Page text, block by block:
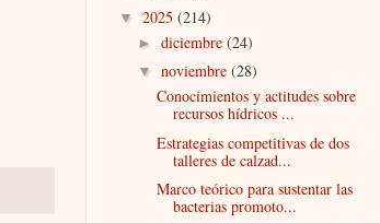
▼ 2025 (214)
► diciembre (24)
▼ noviembre (28)
Conocimientos y actitudes sobre
recursos hídricos ...
Estrategias competitivas de dos
talleres de calzad...
Marco teórico para sustentar las
bacterias promoto...